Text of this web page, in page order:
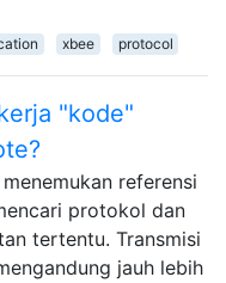
xbee protocol
"kode"
referensi
protokol dan
tertentu. Transmisi
jauh lebih